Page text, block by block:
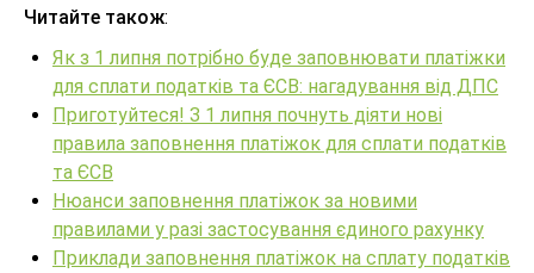
Читайте також:
Як з 1 липня потрібно буде заповнювати платіжки
для сплати податків та ЄСВ: нагадування від ДПС
Приготуйтеся! З 1 липня почнуть діяти нові
правила заповнення платіжок для сплати податків
та ЄСВ
Нюанси заповнення платіжок за новими
правилами у разі застосування єдиного рахунку
Приклади заповнення платіжок на сплату податків